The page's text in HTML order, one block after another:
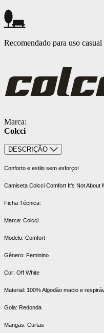
Recomendado para uso casual
Marca:
Colcci
DESCRIÇÃO
Conforto e estilo sem esforço!
Camiseta Colcci Comfort It's Not About
Ficha Técnica:
Marca: Colcci
Modelo: Comfort
Gênero: Feminino
Cor: Off White
Material: 100% Algodão macio e
Gola: Redonda
Mangas: Curtas